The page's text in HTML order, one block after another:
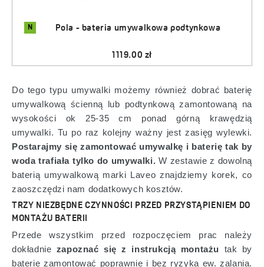
N Pola - bateria umywalkowa podtynkowa
1119.00 zł
Do tego typu umywalki możemy również dobrać baterię
umywalkową ścienną lub podtynkową zamontowaną na
wysokości ok 25-35 cm ponad górną krawędzią
umywalki. Tu po raz kolejny ważny jest zasięg wylewki.
Postarajmy się zamontować umywalkę i baterię tak by
woda trafiała tylko do umywalki. W zestawie z dowolną
baterią umywalkową marki Laveo znajdziemy korek, co
zaoszczędzi nam dodatkowych kosztów.
TRZY NIEZBĘDNE CZYNNOŚCI PRZED PRZYSTĄPIENIEM DO
MONTAŻU BATERII
Przede wszystkim przed rozpoczęciem prac należy
dokładnie zapoznać się z instrukcją montażu
tak by
baterie zamontować poprawnie i bez ryzyka ew. zalania.